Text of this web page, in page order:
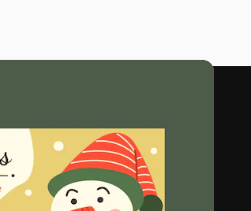
開始使用
Academy
文件
客服
評論